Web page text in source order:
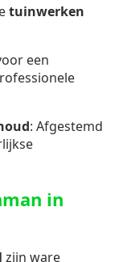
tuinwerken
een
: Afgestemd
in
zijn ware